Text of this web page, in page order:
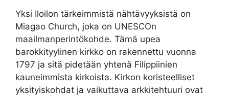
Yksi Iloilon tärkeimmistä nähtävyyksistä on
Miagao Church, joka on UNESCOn
maailmanperintökohde. Tämä upea
barokkityylinen kirkko on rakennettu vuonna
1797 ja sitä pidetään yhtenä Filippiinien
kauneimmista kirkoista. Kirkon koristeelliset
yksityiskohdat ja vaikuttava arkkitehtuuri ovat